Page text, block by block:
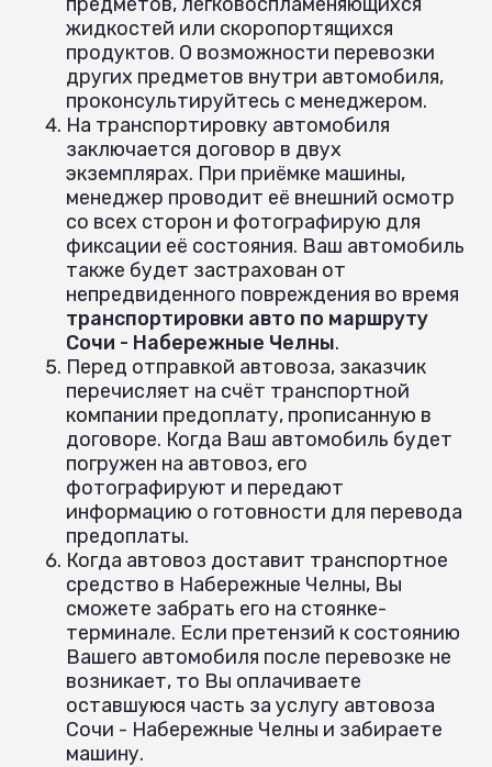
жидкостей или скоропортящихся
продуктов. О возможности перевозки
других предметов внутри автомобиля,
проконсультируйтесь с менеджером.
На транспортировку автомобиля
заключается договор в двух
экземплярах. При приёмке машины,
менеджер проводит её внешний осмотр
со всех сторон и фотографирую для
фиксации её состояния. Ваш автомобиль
также будет застрахован от
непредвиденного повреждения во время
транспортировки авто по маршруту
Сочи - Набережные Челны.
Перед отправкой автовоза, заказчик
перечисляет на счёт транспортной
компании предоплату, прописанную в
договоре. Когда Ваш автомобиль будет
погружен на автовоз, его
фотографируют и передают
информацию о готовности для перевода
предоплаты.
Когда автовоз доставит транспортное
средство в Набережные Челны, Вы
сможете забрать его на стоянке-
терминале. Если претензий к состоянию
Вашего автомобиля после перевозке не
возникает, то Вы оплачиваете
оставшуюся часть за услугу автовоза
Сочи - Набережные Челны и забираете
машину.